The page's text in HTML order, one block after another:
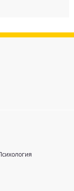
Психология